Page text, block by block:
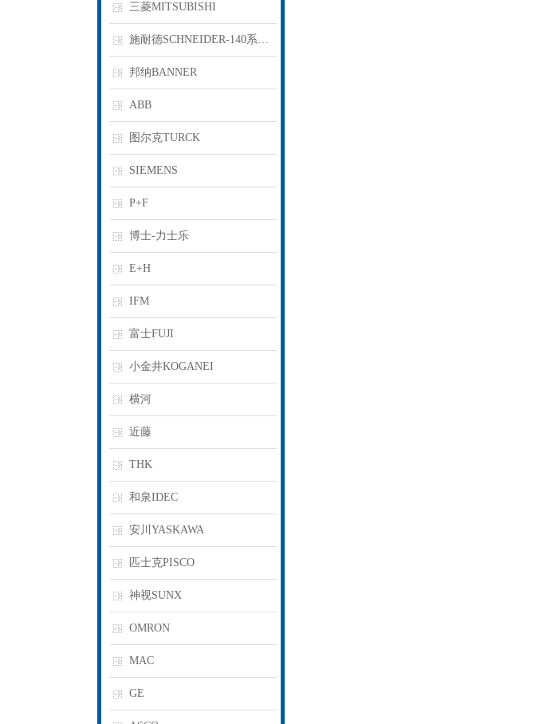
三菱MITSUBISHI
施耐德SCHNEIDER-140系列PLC
邦纳BANNER
ABB
图尔克TURCK
SIEMENS
P+F
博士-力士乐
E+H
IFM
富士FUJI
小金井KOGANEI
横河
近藤
THK
和泉IDEC
安川YASKAWA
匹士克PISCO
神视SUNX
OMRON
MAC
GE